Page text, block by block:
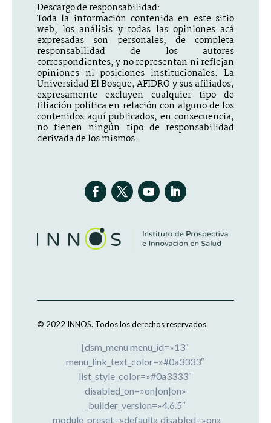
Descargo de responsabilidad:
Toda la información contenida en este sitio
web, los análisis y todas las opiniones acá
expresadas son personales, de completa
responsabilidad de los autores
correspondientes, y no representan ni reflejan
opiniones ni posiciones institucionales. La
Universidad El Bosque, AFIDRO y sus afiliados,
expresamente excluyen cualquier tipo de
filiación política en relación con alguno de los
contenidos aquí publicados, en consecuencia,
no tienen ningún tipo de responsabilidad
derivada de los mismos.
© 2022 INNOS. Todos los derechos reservados.
[dsm_menu menu_id=»13″
menu_link_text_color=»#0a3333″
list_style_color=»#0a3333″
disabled_on=»on|on|on»
_builder_version=»4.6.5″
_module_preset=»default» disabled=»on»